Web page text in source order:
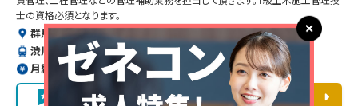
士の資格必須となります。
群馬県渋川市
渋川駅よりバスで20分
月給約59〜100万円（前職給与保証）
お気に入り 求人詳細を見る